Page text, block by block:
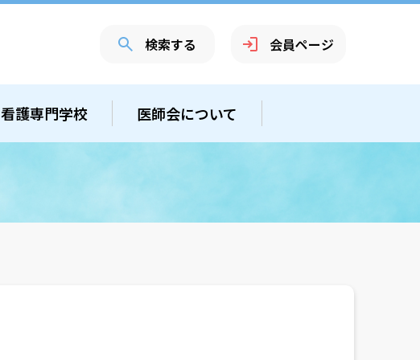
検索する 会員ページ
看護専門学校 医師会について